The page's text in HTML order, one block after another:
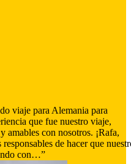
viaje para Alemania para
que fue nuestro viaje,
amables con nosotros. ¡Rafa,
de hacer que
con…”